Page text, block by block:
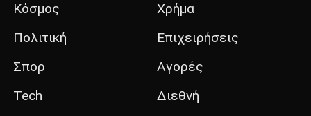
Κόσμος
Πολιτική
Σπορ
Tech
Χρήμα
Επιχειρήσεις
Αγορές
Διεθνή